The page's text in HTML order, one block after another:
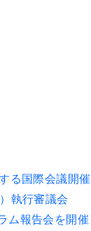
る国際会議開催
執行審議会
ム報告会を開催